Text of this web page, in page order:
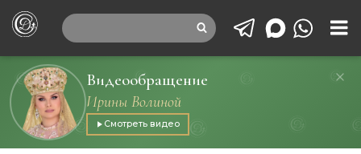
Видеообращение
Ирины Волиной
Смотреть видео